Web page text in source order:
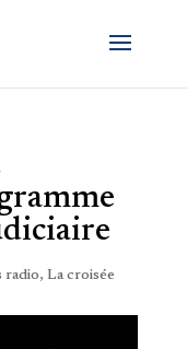
radio, La croisée